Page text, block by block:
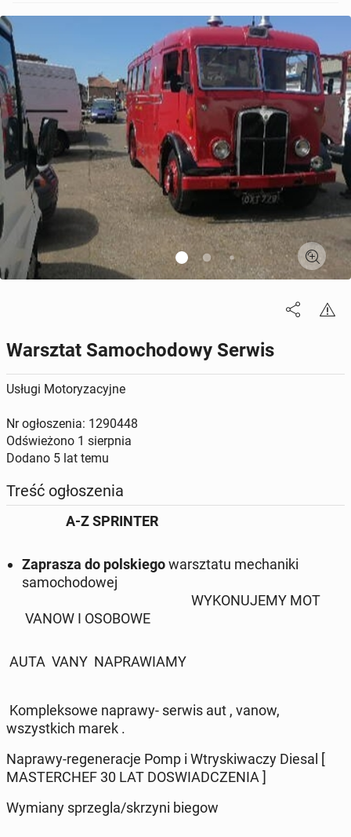
Warsztat Samochodowy Serwis
Usługi Motoryzacyjne
Nr ogłoszenia: 1290448
Odświeżono 1 sierpnia
Dodano 5 lat temu
Treść ogłoszenia
A-Z SPRINTER
Zaprasza do polskiegowarsztatu mechaniki
samochodowej
WYKONUJEMY MOT
VANOW I OSOBOWE
AUTA VANY NAPRAWIAMY
Kompleksowe naprawy- serwis aut , vanow,
wszystkich marek .
Naprawy-regeneracje Pomp i Wtryskiwaczy Diesal [
MASTERCHEF 30 LAT DOSWIADCZENIA ]
Wymiany sprzegla/skrzyni biegow